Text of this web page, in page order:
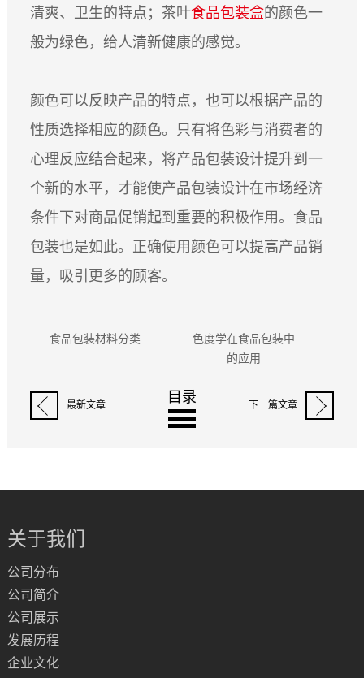
清爽、卫生的特点；茶叶食品包装盒的颜色一
般为绿色，给人清新健康的感觉。
颜色可以反映产品的特点，也可以根据产品的
性质选择相应的颜色。只有将色彩与消费者的
心理反应结合起来，将产品包装设计提升到一
个新的水平，才能使产品包装设计在市场经济
条件下对商品促销起到重要的积极作用。食品
包装也是如此。正确使用颜色可以提高产品销
量，吸引更多的顾客。
食品包装材料分类
色度学在食品包装中
的应用
最新文章 目录 下一篇文章
关于我们
公司分布
公司简介
公司展示
发展历程
企业文化